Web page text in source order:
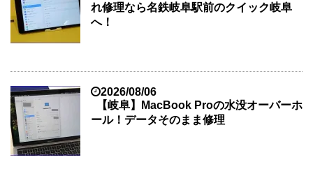
れ修理なら名鉄岐阜駅前のクイック岐阜
へ！
2026/08/06
【岐阜】MacBook Proの水没オーバーホ
ール！データそのまま修理